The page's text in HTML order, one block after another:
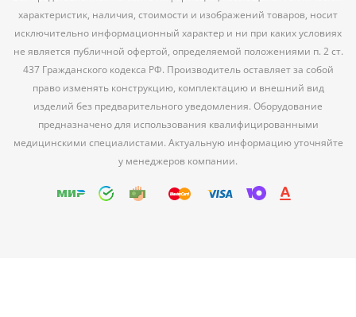
характеристик, наличия, стоимости и изображений товаров, носит
исключительно информационный характер и ни при каких условиях
не является публичной офертой, определяемой положениями п. 2 ст.
437 Гражданского кодекса РФ. Производитель оставляет за собой
право изменять конструкцию, комплектацию и внешний вид
изделий без предварительного уведомления. Оборудование
предназначено для использования квалифицированными
медицинскими специалистами. Актуальную информацию уточняйте
у менеджеров компании.